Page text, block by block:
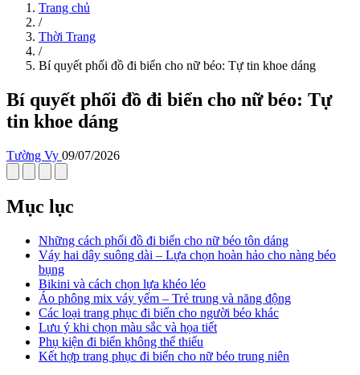
Trang chủ
/
Thời Trang
/
Bí quyết phối đồ đi biển cho nữ béo: Tự tin khoe dáng
Bí quyết phối đồ đi biển cho nữ béo: Tự
tin khoe dáng
Tường Vy 09/07/2026
Mục lục
Những cách phối đồ đi biển cho nữ béo tôn dáng
Váy hai dây suông dài – Lựa chọn hoàn hảo cho nàng béo
bụng
Bikini và cách chọn lựa khéo léo
Áo phông mix váy yếm – Trẻ trung và năng động
Các loại trang phục đi biển cho người béo khác
Lưu ý khi chọn màu sắc và họa tiết
Phụ kiện đi biển không thể thiếu
Kết hợp trang phục đi biển cho nữ béo trung niên